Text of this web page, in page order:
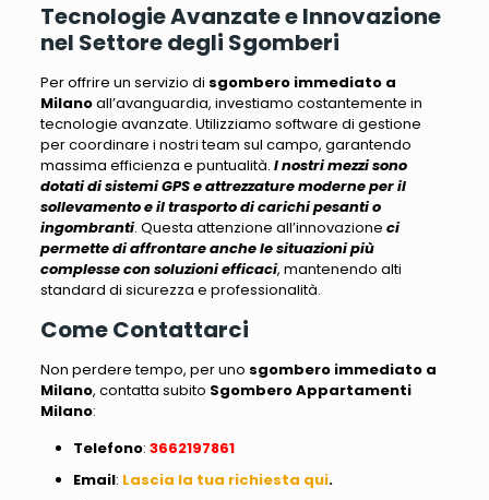
Tecnologie Avanzate e Innovazione
nel Settore degli Sgomberi
Per offrire un servizio di sgombero immediato a
Milanoall’avanguardia, investiamo costantemente in
tecnologie avanzate. Utilizziamo software di gestione
per coordinare i nostri team sul campo, garantendo
massima efficienza e puntualità. I nostri mezzi sono
dotati di sistemi GPS e attrezzature moderneper il
sollevamento e il trasporto di carichi pesanti o
ingombranti. Questa attenzione all’innovazione ci
permette di affrontare anche le situazioni più
complesse con soluzioni efficaci, mantenendo alti
standard di sicurezza e professionalità.
Come Contattarci
Non perdere tempo, per uno sgombero immediato a
Milano, contatta subito Sgombero Appartamenti
Milano:
Telefono: 3662197861
Email: Lascia la tua richiesta qui.